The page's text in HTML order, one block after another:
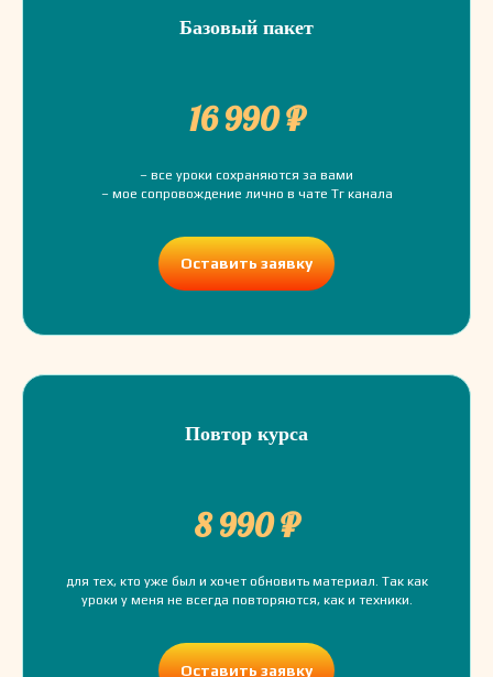
Базовый пакет
16 990 ₽
– все уроки сохраняются за вами
– мое сопровождение лично в чате Тг канала
Оставить заявку
Повтор курса
8 990 ₽
для тех, кто уже был и хочет обновить материал. Так как
уроки у меня не всегда повторяются, как и техники.
Оставить заявку